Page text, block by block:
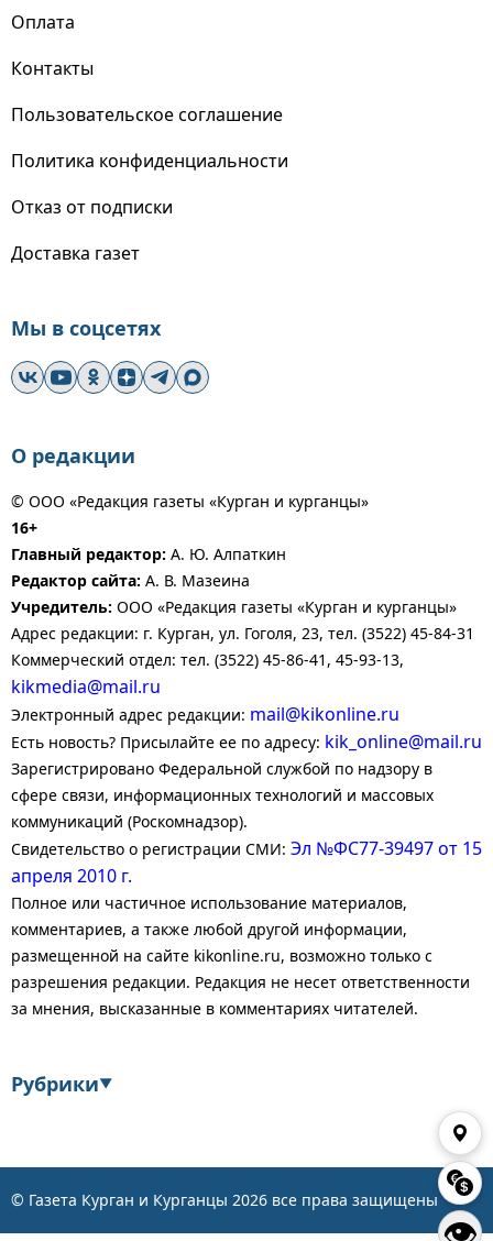
Оплата
Контакты
Пользовательское соглашение
Политика конфиденциальности
Отказ от подписки
Доставка газет
Мы в соцсетях
О редакции
© ООО «Редакция газеты «Курган и курганцы»
16+
Главный редактор: А. Ю. Алпаткин
Редактор сайта: А. В. Мазеина
Учредитель: ООО «Редакция газеты «Курган и курганцы»
Адрес редакции: г. Курган, ул. Гоголя, 23, тел. (3522) 45-84-31
Коммерческий отдел: тел. (3522) 45-86-41, 45-93-13,
kikmedia@mail.ru
Электронный адрес редакции: mail@kikonline.ru
Есть новость? Присылайте ее по адресу: kik_online@mail.ru
Зарегистрировано Федеральной службой по надзору в
сфере связи, информационных технологий и массовых
коммуникаций (Роскомнадзор).
Свидетельство о регистрации СМИ: Эл №ФС77-39497 от 15
апреля 2010 г.
Полное или частичное использование материалов,
комментариев, а также любой другой информации,
размещенной на сайте kikonline.ru, возможно только с
разрешения редакции. Редакция не несет ответственности
за мнения, высказанные в комментариях читателей.
Рубрики▼
© Газета Курган и Курганцы 2026 все права защищены